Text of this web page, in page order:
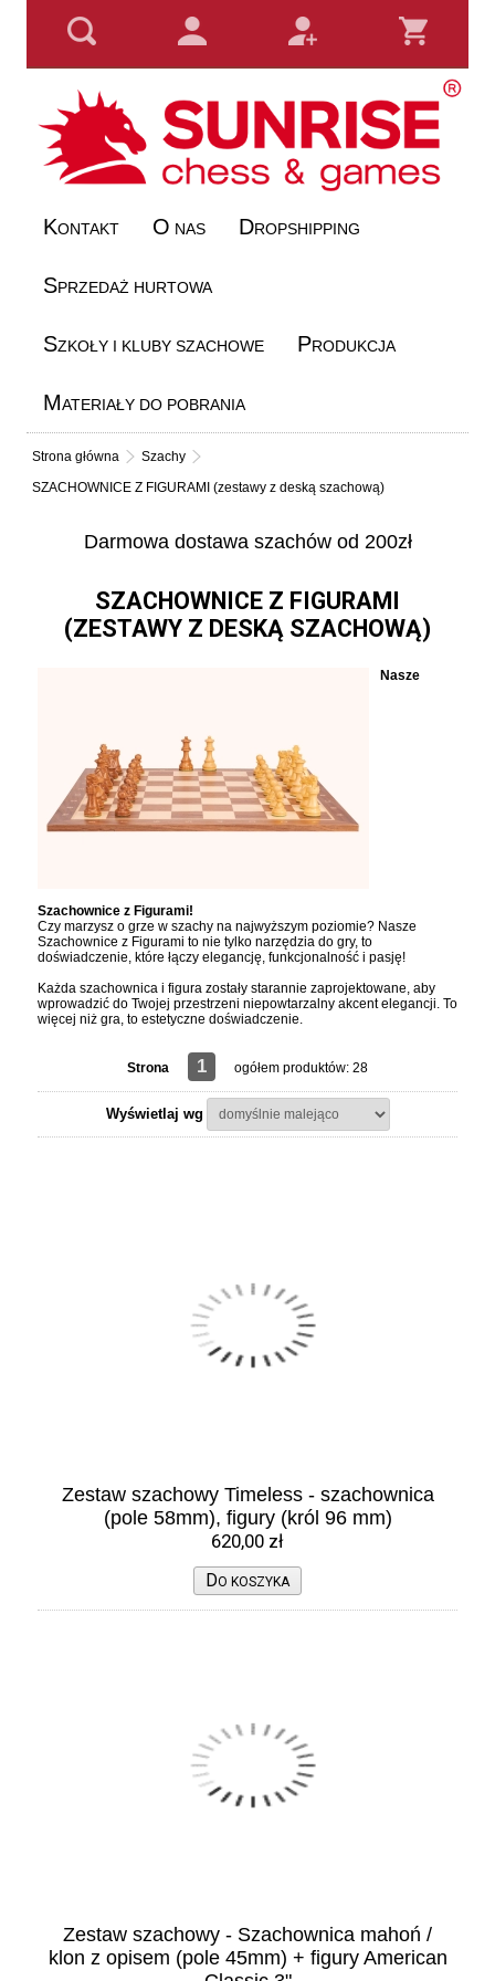
KONTAKT O NAS DROPSHIPPING
SPRZEDAŻ HURTOWA
SZKOŁY I KLUBY SZACHOWE PRODUKCJA
MATERIAŁY DO POBRANIA
Strona główna
Szachy
SZACHOWNICE Z FIGURAMI (zestawy z deską szachową)
Darmowa dostawa szachów od 200zł
SZACHOWNICE Z FIGURAMI
(ZESTAWY Z DESKĄ SZACHOWĄ)
Nasze
Szachownice z Figurami!
Czy marzysz o grze w szachy na najwyższym poziomie? Nasze
Szachownice z Figurami to nie tylko narzędzia do gry, to
doświadczenie, które łączy elegancję, funkcjonalność i pasję!
Każda szachownica i figura zostały starannie zaprojektowane, aby
wprowadzić do Twojej przestrzeni niepowtarzalny akcent elegancji. To
więcej niż gra, to estetyczne doświadczenie.
Strona 1 ogółem produktów: 28
Wyświetlaj wg
Zestaw szachowy Timeless - szachownica
(pole 58mm), figury (król 96 mm)
620,00 zł
DO KOSZYKA
Zestaw szachowy - Szachownica mahoń /
klon z opisem (pole 45mm) + figury American